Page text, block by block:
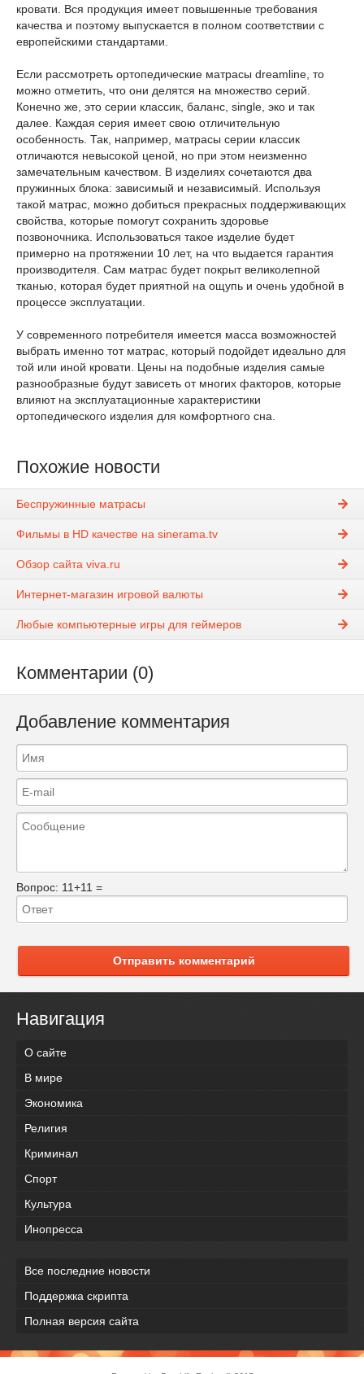
кровати. Вся продукция имеет повышенные требования
качества и поэтому выпускается в полном соответствии с
европейскими стандартами.
Если рассмотреть ортопедические матрасы dreamline, то
можно отметить, что они делятся на множество серий.
Конечно же, это серии классик, баланс, single, эко и так
далее. Каждая серия имеет свою отличительную
особенность. Так, например, матрасы серии классик
отличаются невысокой ценой, но при этом неизменно
замечательным качеством. В изделиях сочетаются два
пружинных блока: зависимый и независимый. Используя
такой матрас, можно добиться прекрасных поддерживающих
свойства, которые помогут сохранить здоровье
позвоночника. Использоваться такое изделие будет
примерно на протяжении 10 лет, на что выдается гарантия
производителя. Сам матрас будет покрыт великолепной
тканью, которая будет приятной на ощупь и очень удобной в
процессе эксплуатации.
У современного потребителя имеется масса возможностей
выбрать именно тот матрас, который подойдет идеально для
той или иной кровати. Цены на подобные изделия самые
разнообразные будут зависеть от многих факторов, которые
влияют на эксплуатационные характеристики
ортопедического изделия для комфортного сна.
Похожие новости
Беспружинные матрасы
Фильмы в HD качестве на sinerama.tv
Обзор сайта viva.ru
Интернет-магазин игровой валюты
Любые компьютерные игры для геймеров
Комментарии (0)
Добавление комментария
Вопрос: 11+11 =
Отправить комментарий
Навигация
О сайте
В мире
Экономика
Религия
Криминал
Спорт
Культура
Инопресса
Все последние новости
Поддержка скрипта
Полная версия сайта